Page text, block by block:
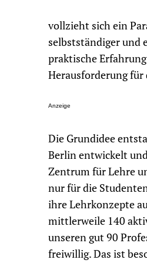
vollzieht sich ein
selbstständiger und
praktische
Herausforderung
Anzeige
Die Grundidee
Berlin entwickelt
Zentrum für Lehre
nur für die
ihre Lehrkonzepte
mittlerweile 140
unseren gut 90
freiwillig. Das ist